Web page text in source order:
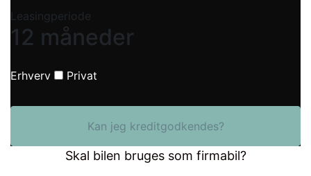
Leasingperiode
12 måneder
Erhverv Privat
Kan jeg kreditgodkendes?
Skal bilen bruges som firmabil?